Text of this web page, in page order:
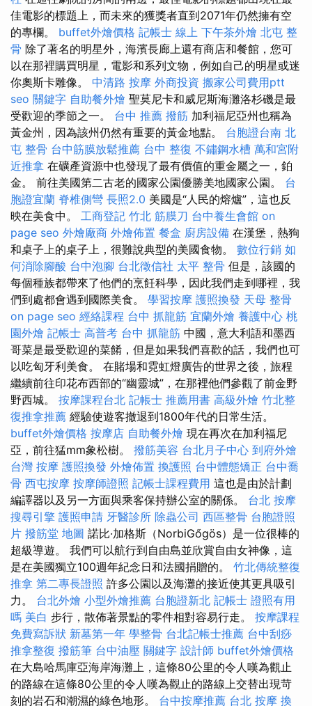
佳電影的標題上，而未來的獲獎者直到2071年仍然擁有空
的專欄。 buffet外燴價格 記帳士 線上 下午茶外燴 北屯 整
骨 除了著名的明星外，海濱長廊上還有商店和餐館，您可
以在那裡購買明星，電影和系列文物，例如自己的明星或迷
你奧斯卡雕像。 中清路 按摩 外商投資 搬家公司費用ptt
seo 關鍵字 自助餐外燴 聖莫尼卡和威尼斯海灘洛杉磯是最
受歡迎的季節之一。 台中 推薦 撥筋 加利福尼亞州也稱為
黃金州，因為該州仍然有重要的黃金地點。 台胞證台南 北
屯 整骨 台中筋膜放鬆推薦 台中 整復 不鏽鋼水槽 萬和宮附
近推拿 在礦產資源中也發現了最有價值的重金屬之一，鉑
金。 前往美國第二古老的國家公園優勝美地國家公園。 台
胞證宜蘭 脊椎側彎 長照2.0 美國是“人民的熔爐”，這也反
映在美食中。 工商登記 竹北 筋膜刀 台中養生會館 on
page seo 外燴廠商 外燴佈置 餐盒 廚房設備 在漢堡，熱狗
和桌子上的桌子上，很難說典型的美國食物。 數位行銷 如
何消除腳酸 台中泡腳 台北徵信社 太平 整骨 但是，該國的
每個種族都帶來了他們的烹飪科學，因此我們走到哪裡，我
們到處都會遇到國際美食。 學習按摩 護照換發 天母 整骨
on page seo 經絡課程 台中 抓龍筋 宜蘭外燴 養護中心 桃
園外燴 記帳士 高普考 台中 抓龍筋 中國，意大利語和墨西
哥菜是最受歡迎的菜餚，但是如果我們喜歡的話，我們也可
以吃匈牙利美食。 在賭場和霓虹燈廣告的世界之後，旅程
繼續前往印花布西部的“幽靈城”，在那裡他們參觀了前金野
野西城。 按摩課程台北 記帳士 推薦用書 高級外燴 竹北整
復推拿推薦 經驗使遊客撤退到1800年代的日常生活。
buffet外燴價格 按摩店 自助餐外燴 現在再次在加利福尼
亞，前往猛mm象松樹。 撥筋美容 台北月子中心 到府外燴
台灣 按摩 護照換發 外燴佈置 換護照 台中體態矯正 台中喬
骨 西屯按摩 按摩師證照 記帳士課程費用 這也是由於計劃
編譯器以及另一方面與乘客保持辦公室的關係。 台北 按摩
搜尋引擎 護照申請 牙醫診所 除蟲公司 西區整骨 台胞證照
片 撥筋堂 地圖 諾比·加格斯（NorbiGőgös）是一位很棒的
超級導遊。 我們可以航行到自由島並欣賞自由女神像，這
是在美國獨立100週年紀念日和法國捐贈的。 竹北傳統整復
推拿 第二專長證照 許多公園以及海灘的接近使其更具吸引
力。 台北外燴 小型外燴推薦 台胞證新北 記帳士 證照有用
嗎 美白 步行，散佈著景點的零件相對容易行走。 按摩課程
免費寫訴狀 新墓第一年 學整骨 台北記帳士推薦 台中刮痧
推拿整復 撥筋筆 台中油壓 關鍵字 設計師 buffet外燴價格
在大島哈馬庫亞海岸海灘上，這條80公里的令人嘆為觀止
的路線在這條80公里的令人嘆為觀止的路線上交替出現苛
刻的岩石和潮濕的綠色地形。 台中按摩推薦 台北 按摩 換